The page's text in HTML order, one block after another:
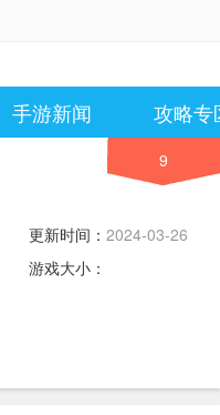
手游新闻 攻略专
9
更新时间： 2024-03-26
12:49:57
游戏大小：